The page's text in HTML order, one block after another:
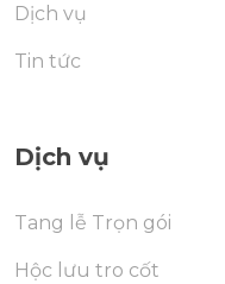
Dịch vụ
Tin tức
Dịch vụ
Tang lễ Trọn gói
Hộc lưu tro cốt